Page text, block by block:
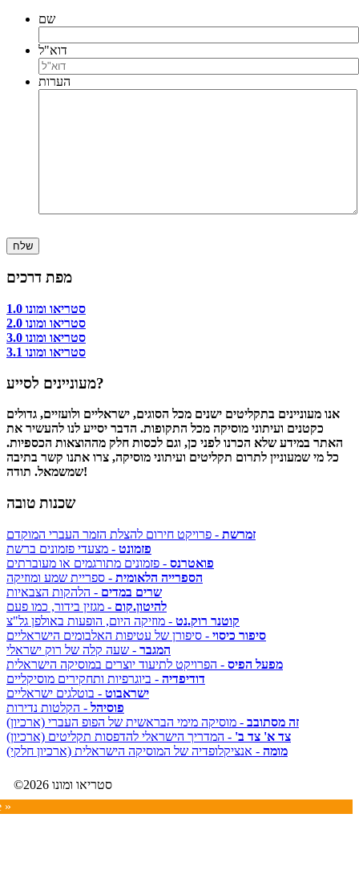
שם
דוא"ל
הערות
מפת דרכים
סטריאו ומונו 1.0
סטריאו ומונו 2.0
סטריאו ומונו 3.0
סטריאו ומונו 3.1
מעוניינים לסייע?
אנו מעוניינים בתקליטים ישנים מכל הסוגים, ישראליים ולועזיים, גדולים
כקטנים ועיתוני מוסיקה מכל התקופות. הדבר יסייע לנו להעשיר את
האתר במידע שלא הכרנו לפני כן, וגם לכסות חלק מההוצאות הכספיות.
כל מי שמעוניין לתרום תקליטים ועיתוני מוסיקה, צרו אתנו קשר בתיבה
שמשמאל. תודה!
שכנות טובה
זמרשת - פרויקט חירום להצלת הזמר העברי המוקדם
פזמונט - מצעדי פזמונים ברשת
פואטרנס - פזמונים מתורגמים או מעוברתים
הספרייה הלאומית - ספריית שמע ומוזיקה
שרים במדים - הלהקות הצבאיות
להיטון.קום - מגזין בידור, כמו פעם
קוטנר רוק.נט - מוזיקה היום, הופעות באולפן גל"צ
סיפור כיסוי - סיפורן של עטיפות האלבומים הישראליים
המגבר - שעה קלה של רוק ישראלי
מפעל הפיס - הפרויקט לתיעוד יוצרים במוסיקה הישראלית
דודיפדיה - ביוגרפיות ותחקירים מוסיקליים
ישראבוט - בוטלגים ישראליים
פוסיהל - הקלטות נדירות
זה מסתובב - מוסיקה מימי הבראשית של הפופ העברי (ארכיון)
צד א' צד ב' - המדריך הישראלי להדפסות תקליטים (ארכיון)
מומה - אנציקלופדיה של המוסיקה הישראלית (ארכיון חלקי)
©2026 סטריאו ומונו
»